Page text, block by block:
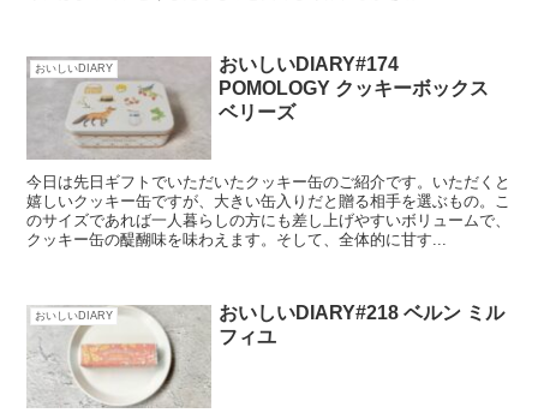
おいしいDIARY
おいしいDIARY#174
POMOLOGY クッキーボックス
ベリーズ
今日は先日ギフトでいただいたクッキー缶のご紹介です。いただくと
嬉しいクッキー缶ですが、大きい缶入りだと贈る相手を選ぶもの。こ
のサイズであれば一人暮らしの方にも差し上げやすいボリュームで、
クッキー缶の醍醐味を味わえます。そして、全体的に甘す...
おいしいDIARY
おいしいDIARY#218 ベルン ミル
フィユ